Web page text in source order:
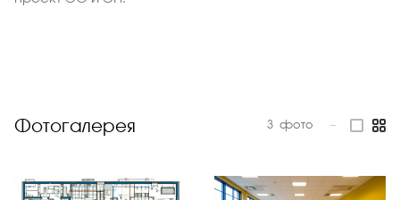
Фотогалерея 3 фото —